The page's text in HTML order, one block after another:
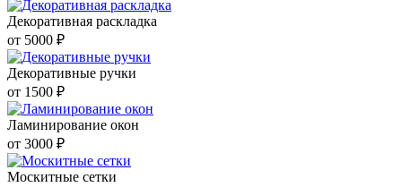
Декоративная раскладка
от 5000 ₽
Декоративные ручки
от 1500 ₽
Ламинирование окон
от 3000 ₽
Москитные сетки